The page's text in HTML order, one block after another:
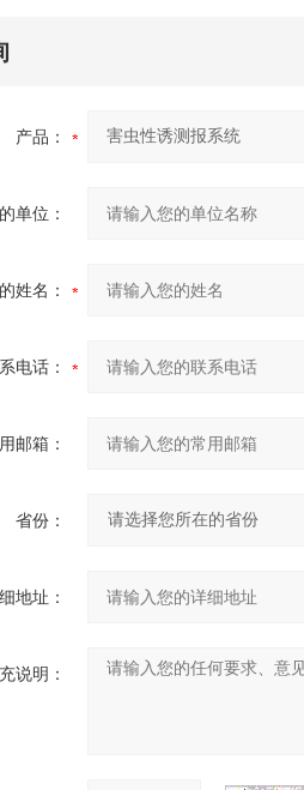
产品：
单位：
姓名：
电话：
邮箱：
省份：
地址：
说明：